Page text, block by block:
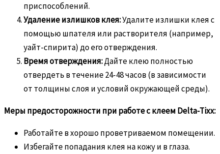
приспособлений.
Удаление излишков клея:Удалите излишки клея с
помощью шпателя или растворителя (например,
уайт-спирита) до его отверждения.
Время отверждения:Дайте клею полностью
отвердеть в течение 24-48 часов (в зависимости
от толщины слоя и условий окружающей среды).
Меры предосторожности при работе с клеем Delta-Tixx:
Работайте в хорошо проветриваемом помещении.
Избегайте попадания клея на кожу и в глаза.